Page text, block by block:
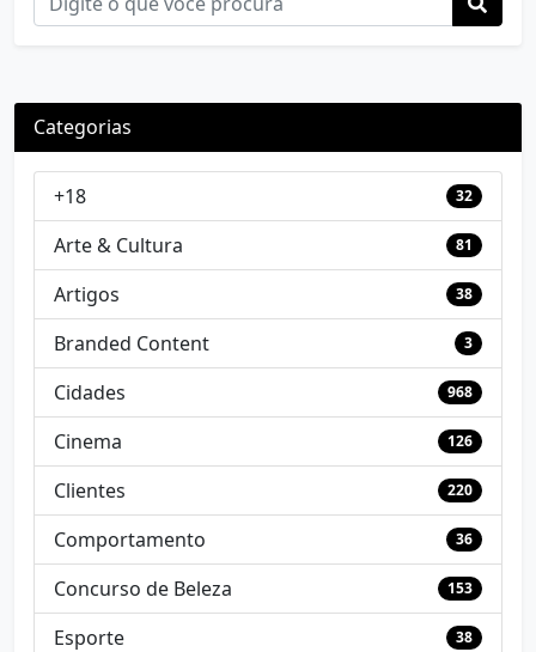
Categorias
+18 32
Arte & Cultura 81
Artigos 38
Branded Content 3
Cidades 968
Cinema 126
Clientes 220
Comportamento 36
Concurso de Beleza 153
Esporte 38